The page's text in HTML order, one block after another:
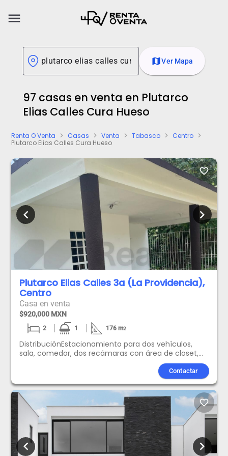
menu
mapVer Mapa
97 casas en venta en Plutarco
Elias Calles Cura Hueso
Renta O Venta chevron_right Casas chevron_right Venta chevron_right Tabasco chevron_right Centro chevron_right
Plutarco Elias Calles Cura Hueso
favorite_border
chevron_left chevron_right
Plutarco Elias Calles 3a (La Providencia),
Centro
Casa en venta
$920,000 MXN
2 1 176m2
DistribuciónEstacionamiento para dos vehículos,
sala, comedor, dos recámaras con área de closet,
un baño completo, estudio, cocina con barra
cubierta de azulejo, pasillo de servicio y amplio
patio.Equipamiento: Cisterna, fosa septica,
Contactar
favorite_border
chevron_left chevron_right